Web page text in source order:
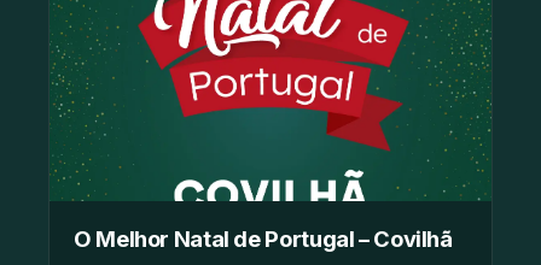
O Melhor Natal de Portugal – Covilhã